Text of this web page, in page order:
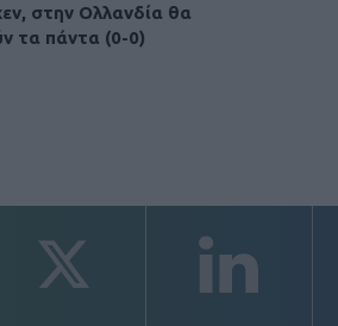
στην Ολλανδία θα
τα πάντα (0-0)